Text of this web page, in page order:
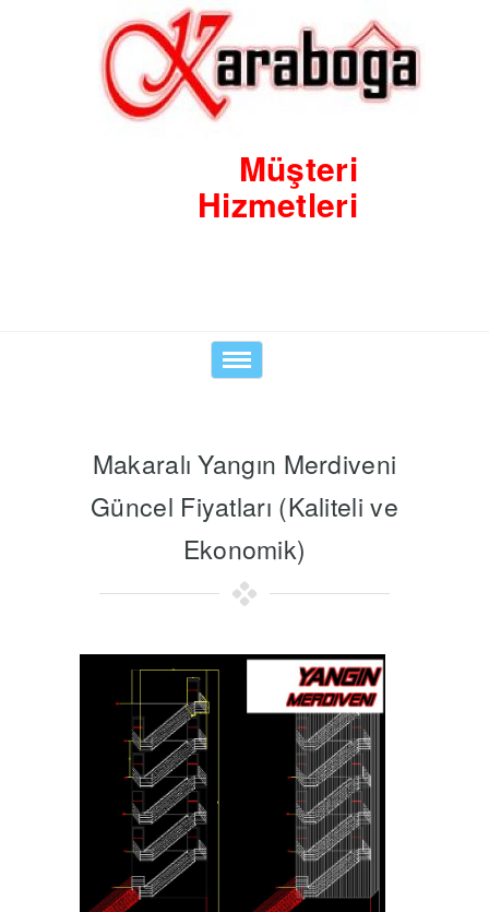
Müşteri
Hizmetleri
Toggle
navigation
Makaralı Yangın Merdiveni
Güncel Fiyatları (Kaliteli ve
Ekonomik)